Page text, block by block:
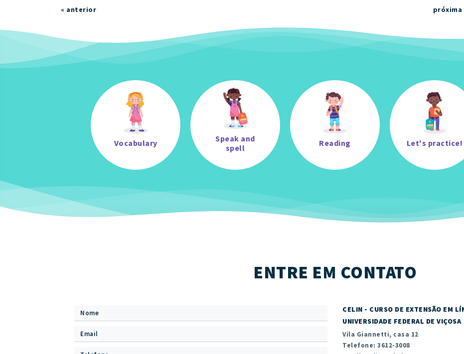
« anterior próxima
Vocabulary
Speak and
spell
Reading Let's practice!
ENTRE EM CONTATO
CELIN - CURSO DE EXTENSÃO EM
UNIVERSIDADE FEDERAL DE VIÇOSA
Vila Giannetti, casa 12
Telefone: 3612-3008